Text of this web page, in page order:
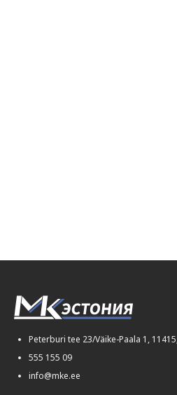
Peterburi tee 23/Väike-Paala 1,
555 155 09
info@mke.ee